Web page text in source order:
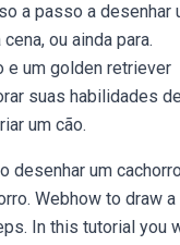
a passo a desenhar
ou ainda para.
e um golden retriever
suas habilidades
um cão.
desenhar um
Webhow to draw
In this tutorial you